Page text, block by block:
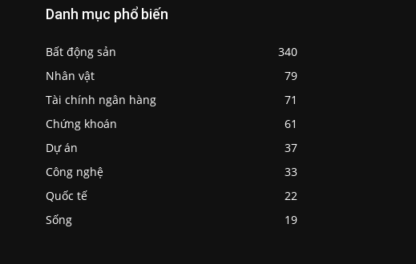
Danh mục phổ biến
Bất động sản
340
Nhân vật
79
Tài chính ngân hàng
71
Chứng khoán
61
Dự án
37
Công nghệ
33
Quốc tế
22
Sống
19